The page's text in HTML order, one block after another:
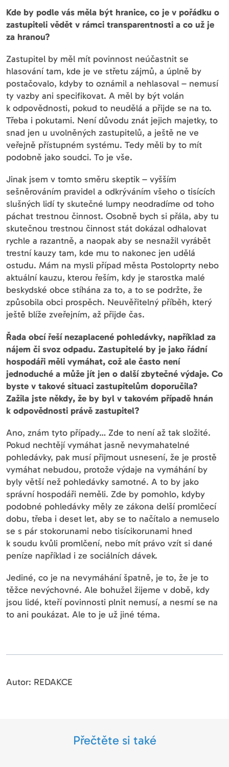
Kde by podle vás měla být hranice, co je v pořádku o
zastupiteli vědět v rámci transparentnosti a co už je
za hranou?
Zastupitel by měl mít povinnost neúčastnit se
hlasování tam, kde je ve střetu zájmů, a úplně by
postačovalo, kdyby to oznámil a nehlasoval – nemusí
ty vazby ani specifikovat. A měl by být volán
k odpovědnosti, pokud to neudělá a přijde se na to.
Třeba i pokutami. Není důvodu znát jejich majetky, to
snad jen u uvolněných zastupitelů, a ještě ne ve
veřejně přístupném systému. Tedy měli by to mít
podobně jako soudci. To je vše.
Jinak jsem v tomto směru skeptik – vyšším
sešněrováním pravidel a odkrýváním všeho o tisících
slušných lidí ty skutečné lumpy neodradíme od toho
páchat trestnou činnost. Osobně bych si přála, aby tu
skutečnou trestnou činnost stát dokázal odhalovat
rychle a razantně, a naopak aby se nesnažil vyrábět
trestní kauzy tam, kde mu to nakonec jen udělá
ostudu. Mám na mysli případ města Postoloprty nebo
aktuální kauzu, kterou řeším, kdy je starostka malé
beskydské obce stíhána za to, a to se podržte, že
způsobila obci prospěch. Neuvěřitelný příběh, který
ještě blíže zveřejním, až přijde čas.
Řada obcí řeší nezaplacené pohledávky, například za
nájem či svoz odpadu. Zastupitelé by je jako řádní
hospodáři měli vymáhat, což ale často není
jednoduché a může jít jen o další zbytečné výdaje. Co
byste v takové situaci zastupitelům doporučila?
Zažila jste někdy, že by byl v takovém případě hnán
k odpovědnosti právě zastupitel?
Ano, znám tyto případy… Zde to není až tak složité.
Pokud nechtějí vymáhat jasně nevymahatelné
pohledávky, pak musí přijmout usnesení, že je prostě
vymáhat nebudou, protože výdaje na vymáhání by
byly větší než pohledávky samotné. A to by jako
správní hospodáři neměli. Zde by pomohlo, kdyby
podobné pohledávky měly ze zákona delší promlčecí
dobu, třeba i deset let, aby se to načítalo a nemuselo
se s pár stokorunami nebo tisícikorunami hned
k soudu kvůli promlčení, nebo mít právo vzít si dané
peníze například i ze sociálních dávek.
Jediné, co je na nevymáhání špatně, je to, že je to
těžce nevýchovné. Ale bohužel žijeme v době, kdy
jsou lidé, kteří povinnosti plnit nemusí, a nesmí se na
to ani poukázat. Ale to je už jiné téma.
Autor: REDAKCE
Přečtěte si také